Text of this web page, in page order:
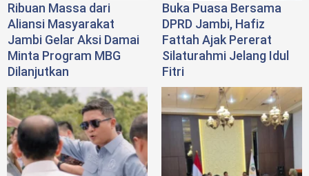
Ribuan Massa dari
Aliansi Masyarakat
Jambi Gelar Aksi Damai
Minta Program MBG
Dilanjutkan
Buka Puasa Bersama
DPRD Jambi, Hafiz
Fattah Ajak Pererat
Silaturahmi Jelang Idul
Fitri